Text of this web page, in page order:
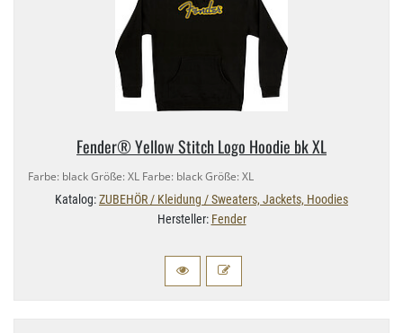
Fender® Yellow Stitch Logo Hoodie bk XL
Farbe: black Größe: XL Farbe: black Größe: XL
Katalog:ZUBEHÖR / Kleidung / Sweaters, Jackets, Hoodies
Hersteller: Fender